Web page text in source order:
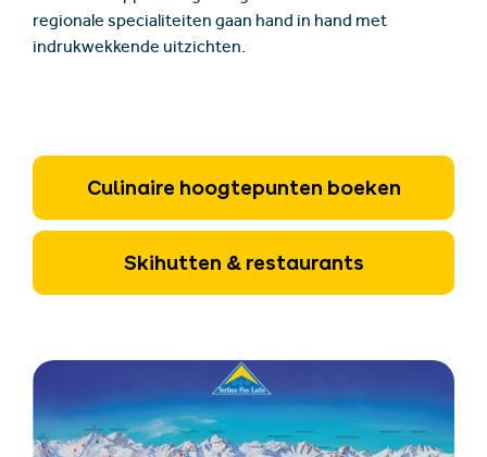
regionale specialiteiten gaan hand in hand met
indrukwekkende uitzichten.
Culinaire hoogtepunten boeken
Skihutten & restaurants